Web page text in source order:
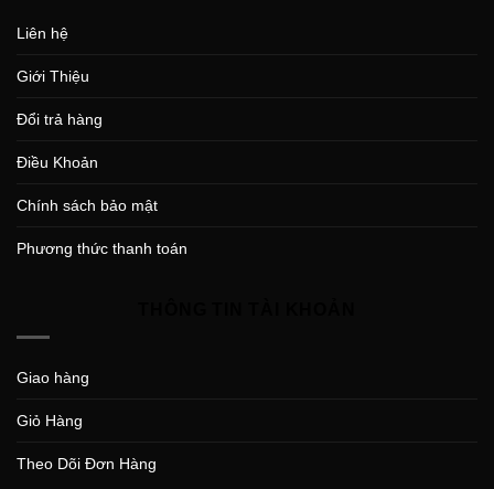
Liên hệ
Giới Thiệu
Đổi trả hàng
Điều Khoản
Chính sách bảo mật
Phương thức thanh toán
Giao hàng
Giỏ Hàng
Theo Dõi Đơn Hàng